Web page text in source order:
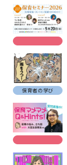
保育者の学び